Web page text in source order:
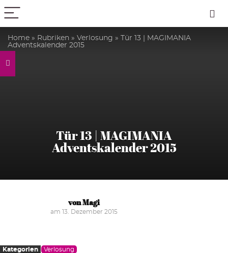
Home » Rubriken » Verlosung » Tür 13 | MAGIMANIA
Adventskalender 2015
Tür 13 | MAGIMANIA
Adventskalender 2015
von Magi
am 13. Dezember 2015
Kategorien
Verlosung